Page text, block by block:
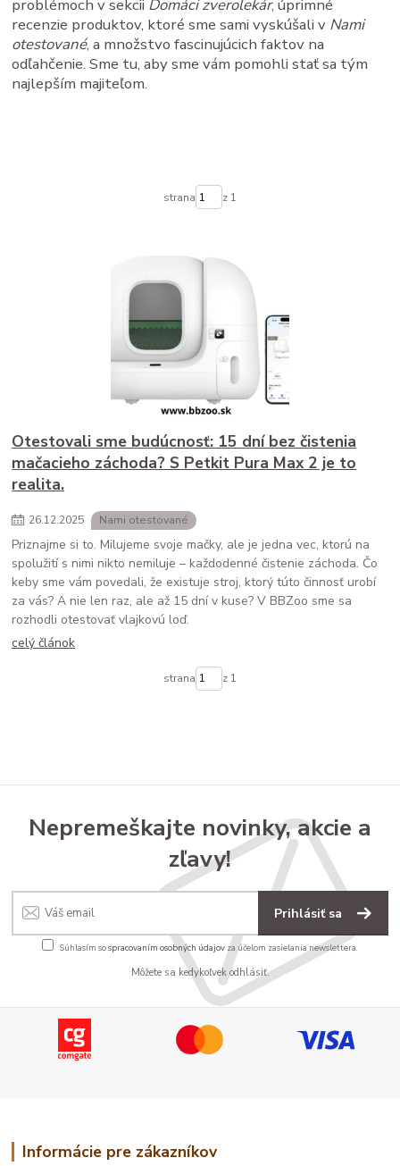
problémoch v sekcii Domáci zverolekár, úprimné
recenzie produktov, ktoré sme sami vyskúšali v Nami
otestované, a množstvo fascinujúcich faktov na
odľahčenie. Sme tu, aby sme vám pomohli stať sa tým
najlepším majiteľom.
strana z 1
Otestovali sme budúcnosť: 15 dní bez čistenia
mačacieho záchoda? S Petkit Pura Max 2 je to
realita.
26.12.2025 Nami otestované
Priznajme si to. Milujeme svoje mačky, ale je jedna vec, ktorú na
spolužití s nimi nikto nemiluje – každodenné čistenie záchoda. Čo
keby sme vám povedali, že existuje stroj, ktorý túto činnosť urobí
za vás? A nie len raz, ale až 15 dní v kuse? V BBZoo sme sa
rozhodli otestovať vlajkovú loď.
celý článok
strana z 1
Nepremeškajte novinky, akcie a
zľavy!
Prihlásiť sa
Súhlasím sospracovaním osobných údajov za účelom zasielania newslettera.
Môžete sa kedykoľvek odhlásiť.
Informácie pre zákazníkov